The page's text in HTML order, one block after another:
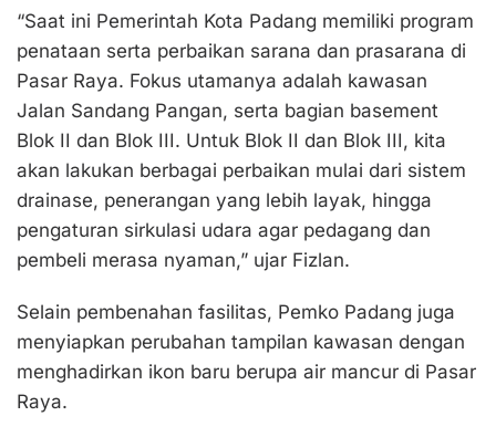
“Saat ini Pemerintah Kota Padang memiliki program
penataan serta perbaikan sarana dan prasarana di
Pasar Raya. Fokus utamanya adalah kawasan
Jalan Sandang Pangan, serta bagian basement
Blok II dan Blok III. Untuk Blok II dan Blok III, kita
akan lakukan berbagai perbaikan mulai dari sistem
drainase, penerangan yang lebih layak, hingga
pengaturan sirkulasi udara agar pedagang dan
pembeli merasa nyaman,” ujar Fizlan.
Selain pembenahan fasilitas, Pemko Padang juga
menyiapkan perubahan tampilan kawasan dengan
menghadirkan ikon baru berupa air mancur di Pasar
Raya.